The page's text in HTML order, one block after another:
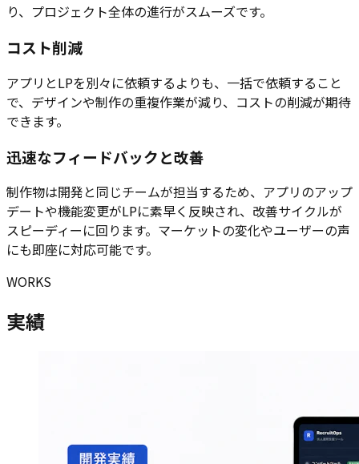
り、プロジェクト全体の進行がスムーズです。
コスト削減
アプリとLPを別々に依頼するよりも、一括で依頼すること
で、デザインや制作の重複作業が減り、コストの削減が期待
できます。
迅速なフィードバックと改善
制作物は開発と同じチームが担当するため、アプリのアップ
デートや機能変更がLPに素早く反映され、改善サイクルが
スピーディーに回ります。マーケットの変化やユーザーの声
にも即座に対応可能です。
WORKS
実績